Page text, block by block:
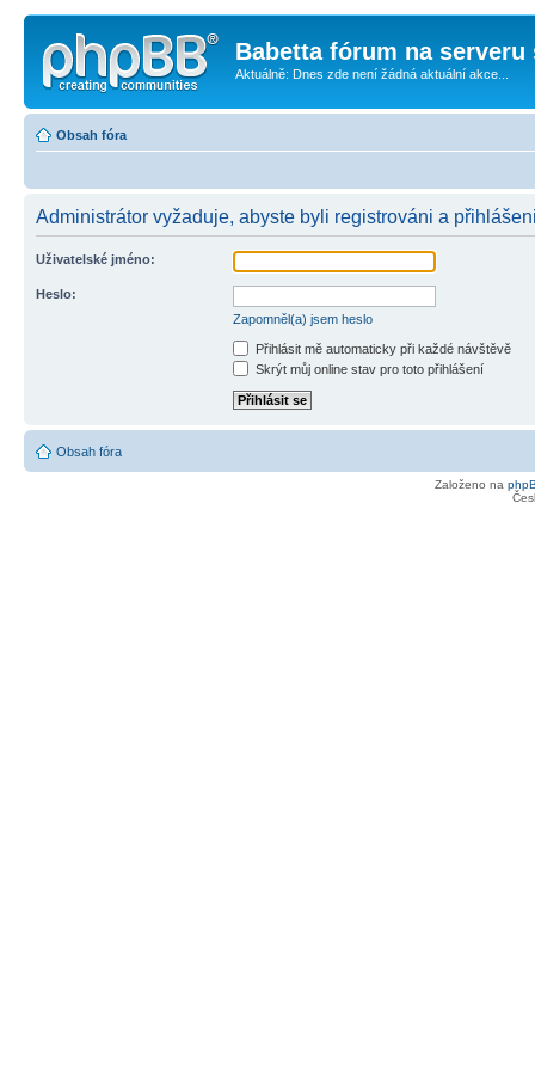
Babetta fórum na serveru
Aktuálně: Dnes zde není žádná aktuální akce...
Obsah fóra
Administrátor vyžaduje, abyste byli registrováni a
Uživatelské jméno:
Heslo:
Zapomněl(a) jsem heslo
Přihlásit mě automaticky při každé návštěvě
Skrýt můj online stav pro toto přihlášení
Obsah fóra
Založeno na